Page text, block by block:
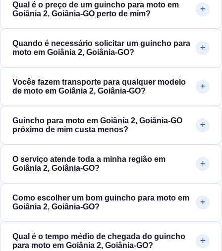
Qual é o preço de um guincho para moto em
Goiânia 2, Goiânia‑GO perto de mim?
Quando é necessário solicitar um guincho para
moto em Goiânia 2, Goiânia‑GO?
Vocês fazem transporte para qualquer modelo
de moto em Goiânia 2, Goiânia‑GO?
Guincho para moto em Goiânia 2, Goiânia‑GO
próximo de mim custa menos?
O serviço atende toda a minha região em
Goiânia 2, Goiânia‑GO?
Como escolher um bom guincho para moto em
Goiânia 2, Goiânia‑GO?
Qual é o tempo médio de chegada do guincho
para moto em Goiânia 2, Goiânia‑GO?